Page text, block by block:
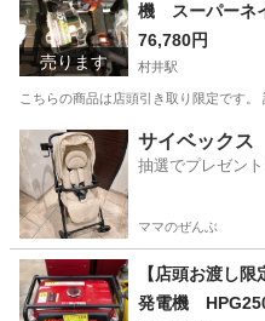
売ります
機 スーパーネ
-R
76,780円
村井駅
こちらの商品は店頭引き取り限定です
長野 松本市 村井駅 その他
サイベック
抽選でプレゼン
ママのぜんぶ
【店頭お渡し
発電機